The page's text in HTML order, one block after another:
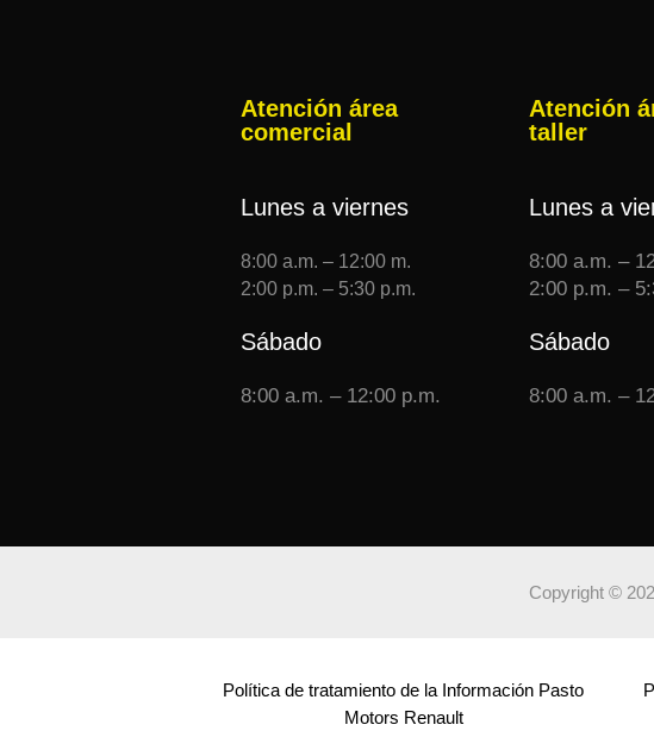
Atención área
comercial
Lunes a viernes
8:00 a.m. – 12:00 m.
2:00 p.m. – 5:30 p.m.
Sábado
8:00 a.m. – 12:00 p.m.
Atención
taller
Lunes a
8:00 a.m. –
2:00 p.m. –
Sábado
8:00 a.m. –
Copyright ©
Política de tratamiento de la Información Pasto
Motors Renault